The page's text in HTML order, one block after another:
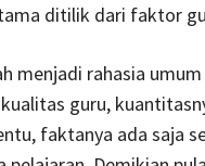
ditilik dari faktor
menjadi rahasia
guru,
faktanya ada saja